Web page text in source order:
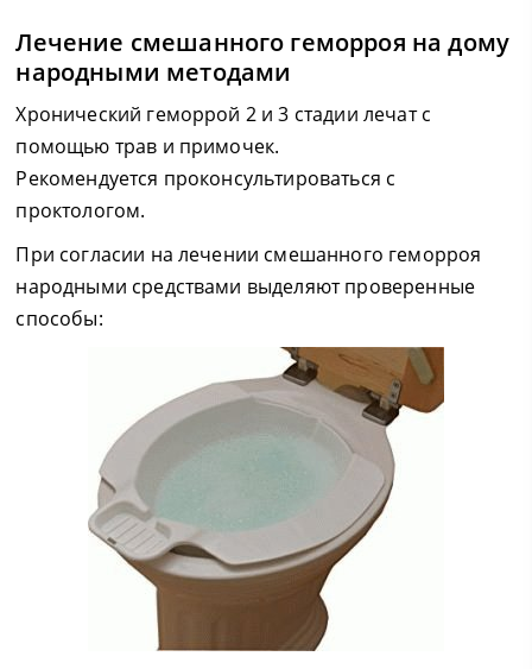
Лечение смешанного геморроя на дому
народными методами
Хронический геморрой 2 и 3 стадии лечат с
помощью трав и примочек.
Рекомендуется проконсультироваться с
проктологом.
При согласии на лечении смешанного геморроя
народными средствами выделяют проверенные
способы: